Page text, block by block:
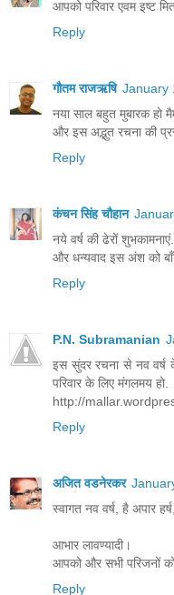
आपको परिवार एवम इष्ट
Reply
गौतम राजऋषि January
नया साल बहुत मुबारक हो
और इस अद्भुत रचना की
Reply
कंचन सिंह चौहान
नये वर्ष की ढेरों
और धन्यवाद इस अंश को
Reply
P.N. Subramanian
इस सुंदर रचना से नव
परिवार के लिए मंगलमय हो.
http://
Reply
अजित वडनेरकर
स्वागत नव वर्ष, है अपार
आभार लावण्यादी।
आपको और सभी परिजनों
Reply